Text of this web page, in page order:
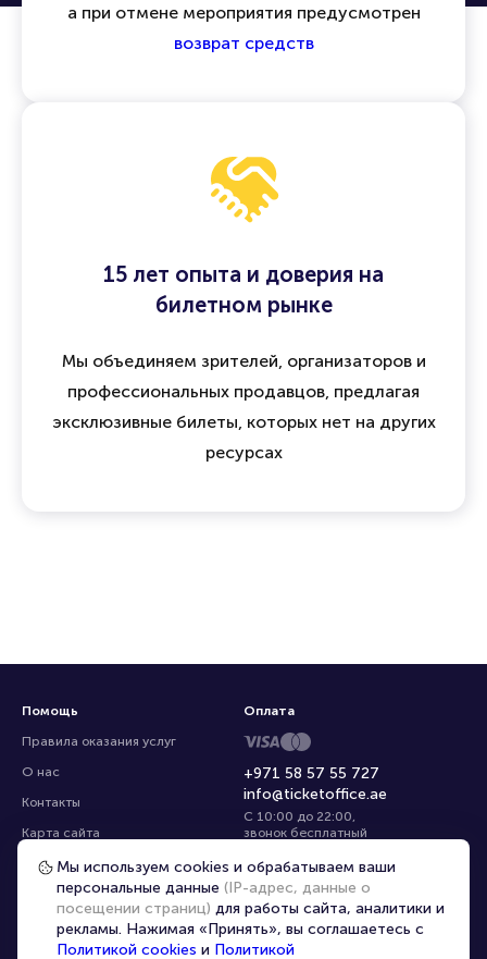
а при отмене мероприятия предусмотрен
возврат средств
15 лет опыта и доверия на
билетном рынке
Мы объединяем зрителей, организаторов и
профессиональных продавцов, предлагая
эксклюзивные билеты, которых нет на других
ресурсах
Помощь
Правила оказания услуг
О нас
Контакты
Карта сайта
Управление cookies
+971 58 57 55 727
info@ticketoffice.ae
С 10:00 до 22:00
звонок бесплатный
Все площадки
Оплата
Выбрать город | Ru
Мы используем cookies и обрабатываем ваши
персональные данные (IP-адрес, данные о
посещении страниц) для работы сайта, аналитики и
рекламы. Нажимая «Принять», вы соглашаетесь с
Политикой cookies и Политикой